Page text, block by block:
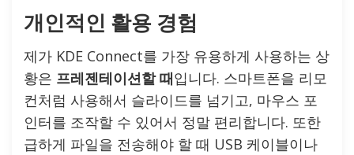
개인적인 활용 경험
제가 KDE Connect를 가장 유용하게 사용하는 상
황은 프레젠테이션할 때입니다. 스마트폰을 리모
컨처럼 사용해서 슬라이드를 넘기고, 마우스 포
인터를 조작할 수 있어서 정말 편리합니다. 또한
급하게 파일을 전송해야 할 때 USB 케이블이나